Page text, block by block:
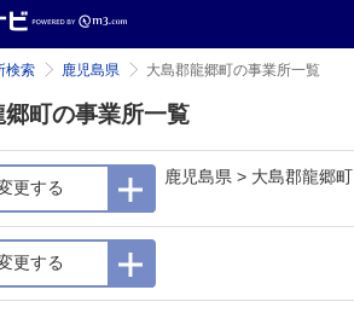
検索 鹿児島県 大島郡龍郷町の事業所一覧
町の事業所一覧
更する
鹿児島県 > 大島郡龍郷町
更する